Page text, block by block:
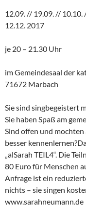
12.09. // 19.09. //
12.12. 2017
je 20 – 21.30 Uhr
im Gemeindesaal der
71672 Marbach
Sie sind singbegeistert
Sie haben Spaß am
Sind offen und
besser
„alSarah TEIL4“. Die
80 Euro für Menschen
Anfrage ist ein
nichts – sie singen
www.sarahneumann.de